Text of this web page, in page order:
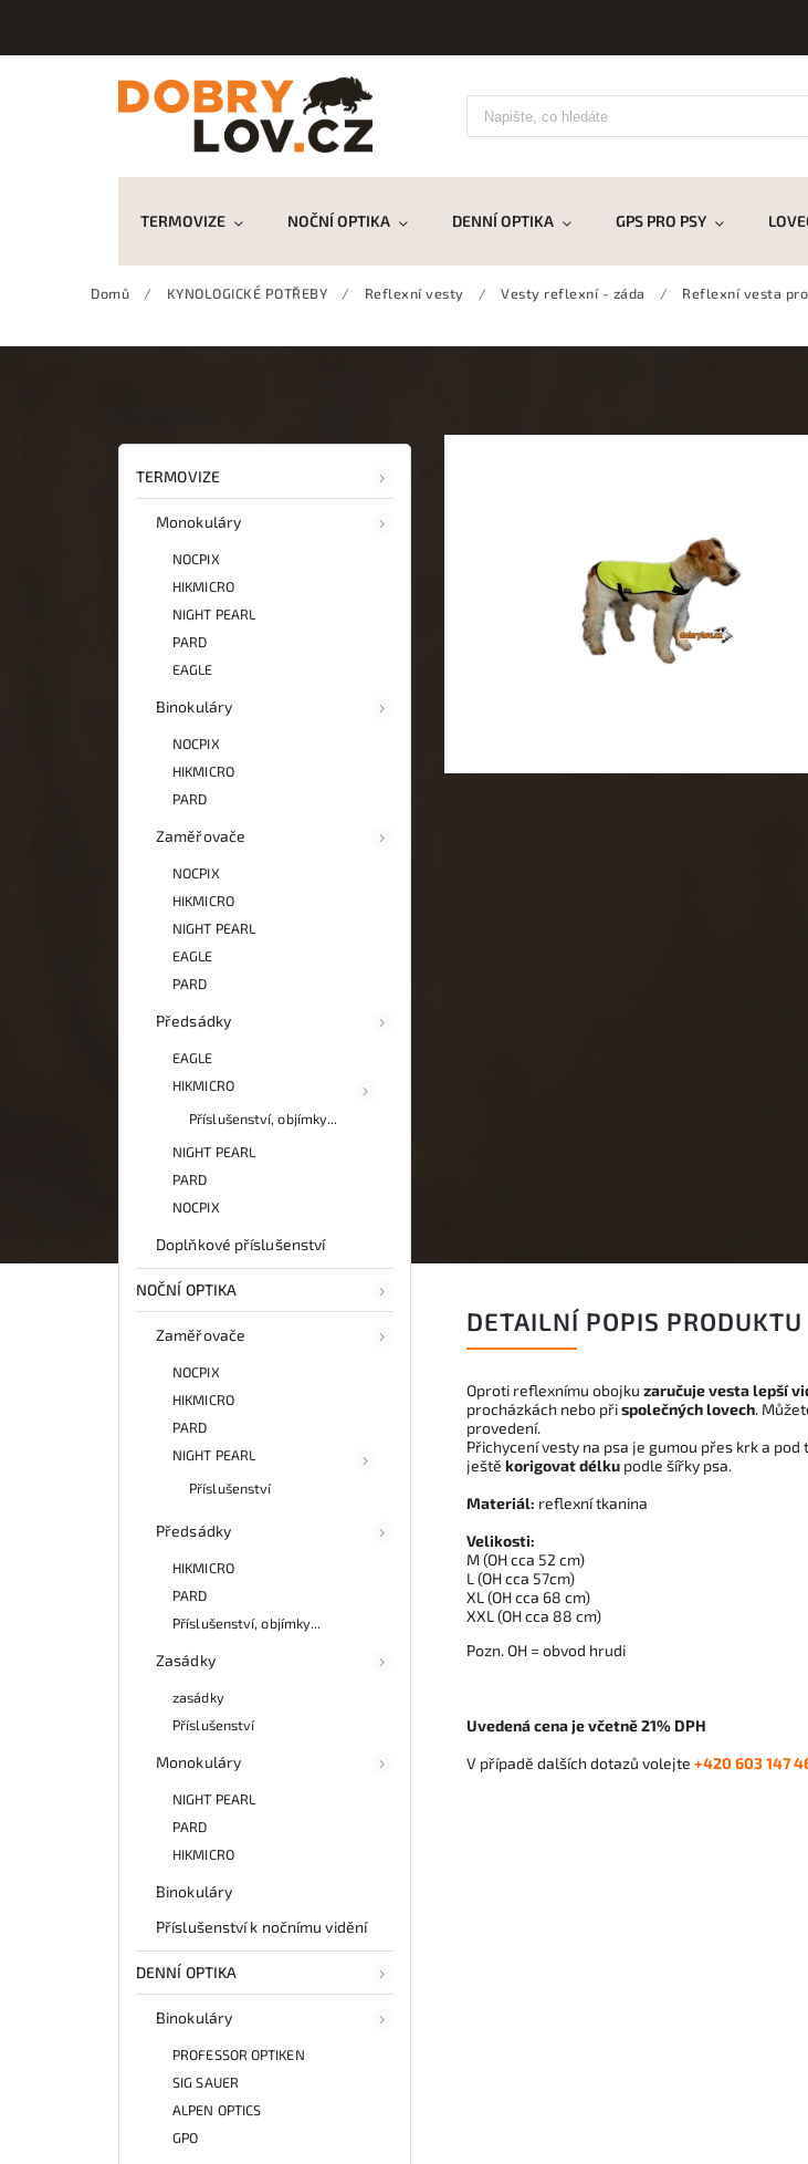
TERMOVIZE NOČNÍ OPTIKA DENNÍ OPTIKA GPS PRO PSY
Domů / KYNOLOGICKÉ POTŘEBY / Reflexní vesty / Vesty reflexní - záda / Reflexní vesta
TERMOVIZE
Monokuláry
NOCPIX
HIKMICRO
NIGHT PEARL
PARD
EAGLE
Binokuláry
NOCPIX
HIKMICRO
PARD
Zaměřovače
NOCPIX
HIKMICRO
NIGHT PEARL
EAGLE
PARD
Předsádky
EAGLE
HIKMICRO
Příslušenství, objímky...
NIGHT PEARL
PARD
NOCPIX
Doplňkové příslušenství
NOČNÍ OPTIKA
Zaměřovače
NOCPIX
HIKMICRO
PARD
NIGHT PEARL
Příslušenství
Předsádky
HIKMICRO
PARD
Příslušenství, objímky...
Zasádky
zasádky
Příslušenství
Monokuláry
NIGHT PEARL
PARD
HIKMICRO
Binokuláry
Příslušenství k nočnímu vidění
DENNÍ OPTIKA
Binokuláry
PROFESSOR OPTIKEN
SIG SAUER
ALPEN OPTICS
GPO
DETAILNÍ POPIS PRODUKTU
Oproti reflexnímu obojku zaručuje vestalepší
procházkách nebo přispolečných lovech.
provedení.
Přichycení vesty na psa je gumou přes krk a pod
ještě korigovat délku podle šířky psa.
Materiál: reflexní tkanina
Velikosti:
M(OH cca 52 cm)
L (OH cca 57cm)
XL (OH cca 68 cm)
XXL (OH cca 88 cm)
Pozn. OH = obvod hrudi
Uvedená cena je včetně 21% DPH
V případě dalších dotazů volejte +420 603 147